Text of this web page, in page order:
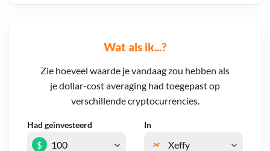
Wat als ik...?
Zie hoeveel waarde je vandaag zou hebben als
je dollar-cost averaging had toegepast op
verschillende cryptocurrencies.
Had geïnvesteerd In
$